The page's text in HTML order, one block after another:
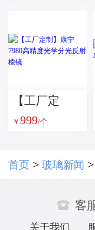
玻璃艺术玻
【工厂定
制】康宁
光学分光反
￥ 999/个
首页 > 玻璃新闻 >
 客
关于我们